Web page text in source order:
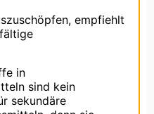
empfiehlt
in
sind kein
sekundäre